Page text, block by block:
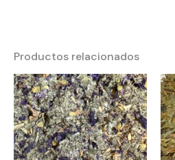
Productos relacionados
Rango
de
precios:
desde
3,00 €
hasta
60,00 €